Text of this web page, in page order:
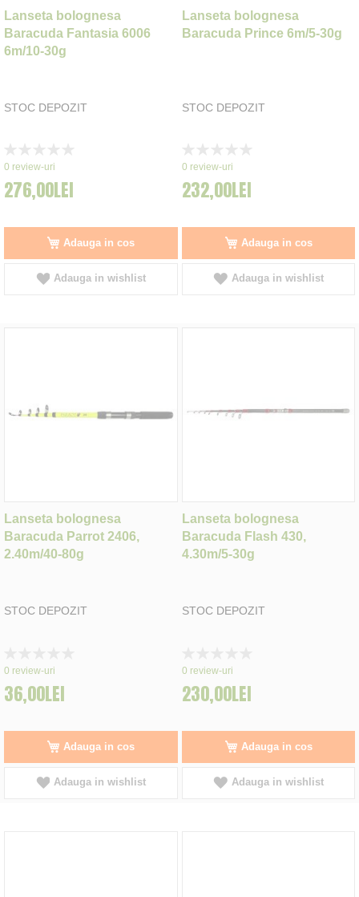
Lanseta bolognesa
Baracuda Fantasia 6006
6m/10-30g
STOC DEPOZIT
0%
0 review-uri
276,00LEI
Adauga in cos
Adauga in wishlist
Lanseta bolognesa
Baracuda Prince 6m/5-30g
STOC DEPOZIT
0%
0 review-uri
232,00LEI
Adauga in cos
Adauga in wishlist
Lanseta bolognesa
Baracuda Parrot 2406,
2.40m/40-80g
STOC DEPOZIT
0%
0 review-uri
36,00LEI
Adauga in cos
Adauga in wishlist
Lanseta bolognesa
Baracuda Flash 430,
4.30m/5-30g
STOC DEPOZIT
0%
0 review-uri
230,00LEI
Adauga in cos
Adauga in wishlist